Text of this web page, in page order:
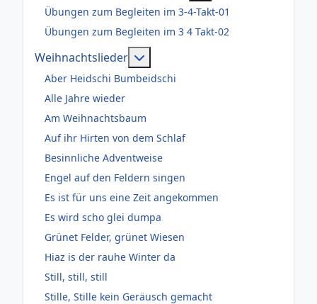
Übungen zum Begleiten im 3-4-Takt-01
Übungen zum Begleiten im 3 4 Takt-02
Weihnachtslieder
Aber Heidschi Bumbeidschi
Alle Jahre wieder
Am Weihnachtsbaum
Auf ihr Hirten von dem Schlaf
Besinnliche Adventweise
Engel auf den Feldern singen
Es ist für uns eine Zeit angekommen
Es wird scho glei dumpa
Grünet Felder, grünet Wiesen
Hiaz is der rauhe Winter da
Still, still, still
Stille, Stille kein Geräusch gemacht